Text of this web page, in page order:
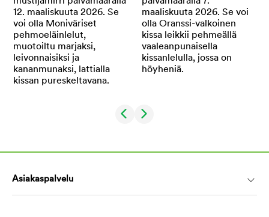
Asiakaspalvelu